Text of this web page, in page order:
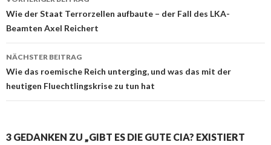
Beitrags-
Navigation
Wie der Staat Terrorzellen aufbaute – der Fall des LKA-
Beamten Axel Reichert
NÄCHSTER BEITRAG
Wie das roemische Reich unterging, und was das mit der
heutigen Fluechtlingskrise zu tun hat
3 GEDANKEN ZU „GIBT ES DIE GUTE CIA? EXISTIERT